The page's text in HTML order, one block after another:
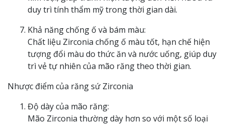
duy trì tính thẩm mỹ trong thời gian dài.
Khả năng chống ố và bám màu:
Chất liệu Zirconia chống ố màu tốt, hạn chế hiện
tượng đổi màu do thức ăn và nước uống, giúp duy
trì vẻ tự nhiên của mão răng theo thời gian.
Nhược điểm của răng sứ Zirconia
Độ dày của mão răng:
Mão Zirconia thường dày hơn so với một số loại